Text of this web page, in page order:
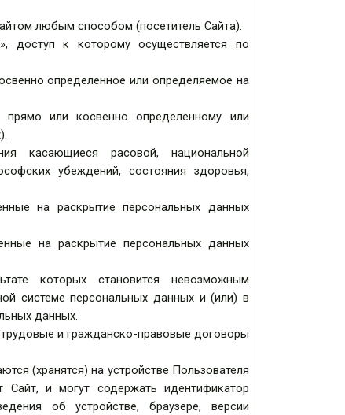
любым способом (посетитель Сайта).
доступ к которому осуществляется по
определенное или определяемое на
или косвенно определенному или
касающиеся расовой, национальной
убеждений, состояния здоровья,
на раскрытие персональных данных
на раскрытие персональных данных
которых становится невозможным
системе персональных данных и (или) в
данных.
и гражданско-правовые договоры
(хранятся) на устройстве Пользователя
Сайт, и могут содержать идентификатор
об устройстве, браузере, версии